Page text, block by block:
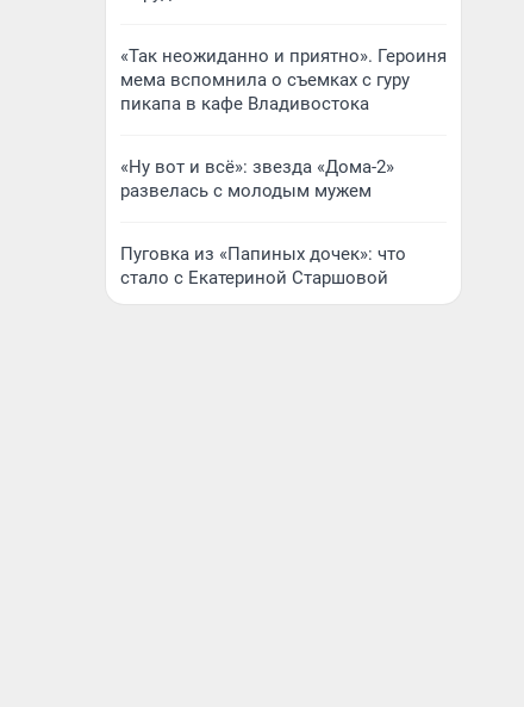
«Так неожиданно и приятно». Героиня
мема вспомнила о съемках с гуру
пикапа в кафе Владивостока
«Ну вот и всё»: звезда «Дома-2»
развелась с молодым мужем
Пуговка из «Папиных дочек»: что
стало с Екатериной Старшовой